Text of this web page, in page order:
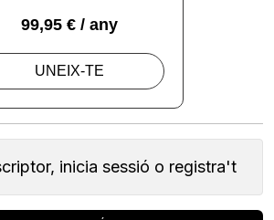
inicia sessió o registra't